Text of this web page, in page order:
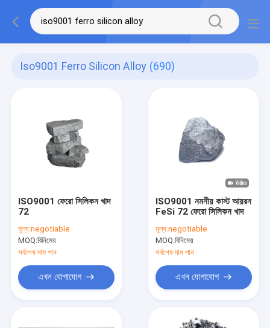
Iso9001 Ferro Silicon Alloy (690)
ISO9001 ফেরো সিলিকন খাদ
72
মূল্য:negotiable
MOQ:বিনিমেয়
সর্বশেষ দাম পান
এখন যোগাযোগ
ISO9001 নমনীয় কাস্ট আয়রন
FeSi 72 ফেরো সিলিকন খাদ
মূল্য:negotiable
MOQ:বিনিমেয়
সর্বশেষ দাম পান
এখন যোগাযোগ